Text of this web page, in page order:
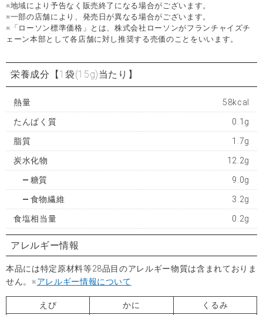
※地域により予告なく販売終了になる場合がございます。
※一部の店舗により、発売日が異なる場合がございます。
※「ローソン標準価格」とは、株式会社ローソンがフランチャイズチ
ェーン本部として各店舗に対し推奨する売価のことをいいます。
栄養成分 【1袋(15g)当たり】
熱量 58kcal
たんぱく質 0.1g
脂質 1.7g
炭水化物 12.2g
糖質 9.0g
食物繊維 3.2g
食塩相当量 0.2g
アレルギー情報
本品には特定原材料等28品目のアレルギー物質は含まれておりま
せん。※アレルギー情報について
えび かに
くるみ